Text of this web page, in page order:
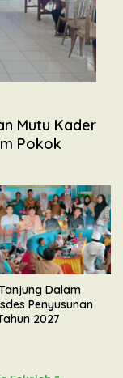
Mutu Kader
Pokok
Dalam
Penyusunan
2027